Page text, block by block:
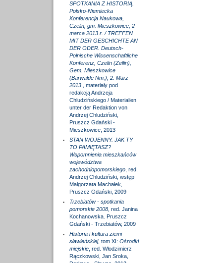
SPOTKANIA Z HISTORIĄ.
Polsko-Niemiecka
Konferencja Naukowa,
Czelin, gm. Mieszkowice, 2
marca 2013 r. / TREFFEN
MIT DER GESCHICHTE AN
DER ODER. Deutsch-
Polnische Wissenschaftliche
Konferenz, Czelin (Zellin),
Gem. Mieszkowice
(Bärwalde Nm.), 2. März
2013
, materiały pod
redakcją Andrzeja
Chludzińskiego / Materialien
unter der Redaktion von
Andrzej Chludziński,
Pruszcz Gdański -
Mieszkowice, 2013
STAN WOJENNY. JAK TY
TO PAMIĘTASZ?
Wspomnienia mieszkańców
województwa
zachodniopomorskiego, red.
Andrzej Chludziński, wstęp
Małgorzata Machałek,
Pruszcz Gdański, 2009
Trzebiatów - spotkania
pomorskie 2008, red. Janina
Kochanowska. Pruszcz
Gdański - Trzebiatów, 2009
Historia i kultura ziemi
sławieńskiej, tom XI: Ośrodki
miejskie, red. Włodzimierz
Rączkowski, Jan Sroka,